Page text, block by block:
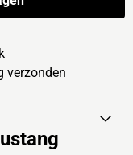
verzonden